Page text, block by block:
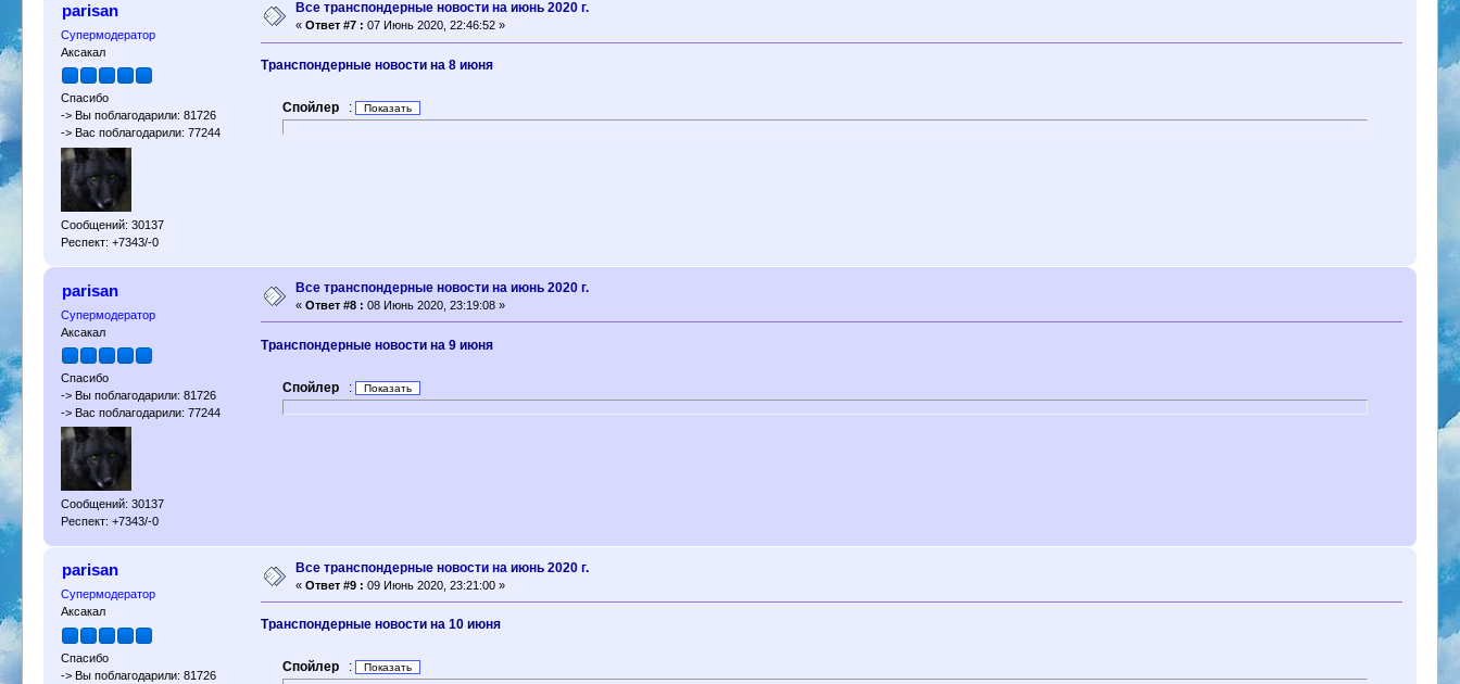
parisan
Супермодератор
Аксакал
Спасибо
-> Вы поблагодарили: 81726
-> Вас поблагодарили: 77244
Сообщений: 30137
Респект: +7343/-0
Все транспондерные новости на июнь 2020 г.
«Ответ #7 : 07 Июнь 2020, 22:46:52 »
Транспондерные новости на 8 июня
Спойлер :
parisan
Супермодератор
Аксакал
Спасибо
-> Вы поблагодарили: 81726
-> Вас поблагодарили: 77244
Сообщений: 30137
Респект: +7343/-0
Все транспондерные новости на июнь 2020 г.
«Ответ #8 : 08 Июнь 2020, 23:19:08 »
Транспондерные новости на 9 июня
Спойлер :
parisan
Супермодератор
Аксакал
Спасибо
-> Вы поблагодарили: 81726
Все транспондерные новости на июнь 2020 г.
«Ответ #9 : 09 Июнь 2020, 23:21:00 »
Транспондерные новости на 10 июня
Спойлер :